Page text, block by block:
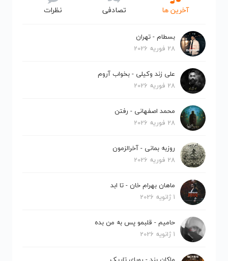
آخرین ها تصادفی نظرات
بسطام - تهران
28 فوریه 2026
علی زند وکیلی - بخواب آروم
28 فوریه 2026
محمد اصفهانی - رفتن
28 فوریه 2026
روزبه بمانی - آخرالزمون
28 فوریه 2026
ماهان بهرام خان - تا ابد
1 ژانویه 2026
حامیم - قلبمو پس به من بده
1 ژانویه 2026